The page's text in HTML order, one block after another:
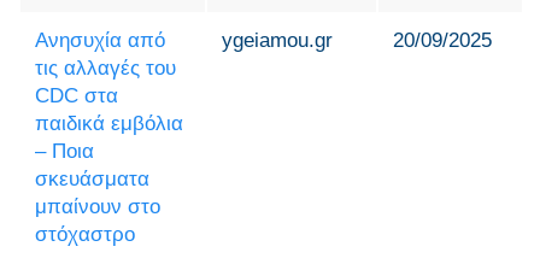
Ανησυχία από
τις αλλαγές του
CDC στα
παιδικά εμβόλια
– Ποια
σκευάσματα
μπαίνουν στο
στόχαστρο
ygeiamou.gr 20/09/2025